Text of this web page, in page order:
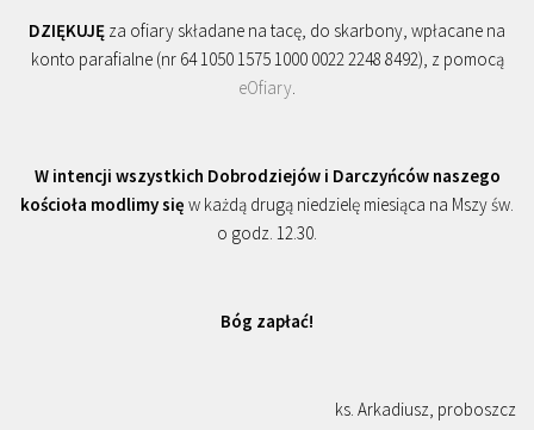
DZIĘKUJĘ za ofiary składane na tacę, do skarbony, wpłacane na
konto parafialne (nr 64 1050 1575 1000 0022 2248 8492), z pomocą
eOfiary.
W intencji wszystkich Dobrodziejów i Darczyńców naszego
kościoła modlimy się w każdą drugą niedzielę miesiąca na Mszy św.
o godz. 12.30.
Bóg zapłać!
ks. Arkadiusz, proboszcz